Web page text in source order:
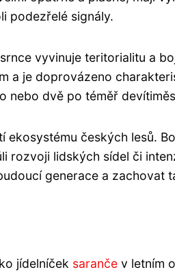
podezřelé signály.
vyvinuje teritorialitu a
a je doprovázeno
nebo dvě po téměř
ekosystému českých lesů.
rozvoji lidských sídel či
generace a zachovat
jídelníček saranče v letním